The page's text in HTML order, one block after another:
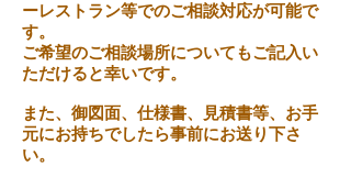
ーレストラン等でのご相談対応が可能で
す。
ご希望のご相談場所についてもご記入い
ただけると幸いです。
また、御図面、仕様書、見積書等、お手
元にお持ちでしたら事前にお送り下さ
い。